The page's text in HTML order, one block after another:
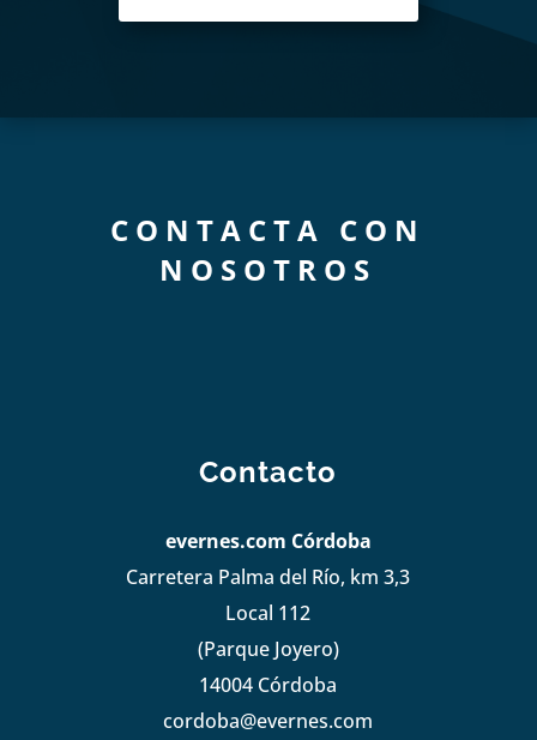
CONTACTA CON
NOSOTROS
Contacto
evernes.com Córdoba
Carretera Palma del Río, km 3,3
Local 112
(Parque Joyero)
14004 Córdoba
cordoba@evernes.com